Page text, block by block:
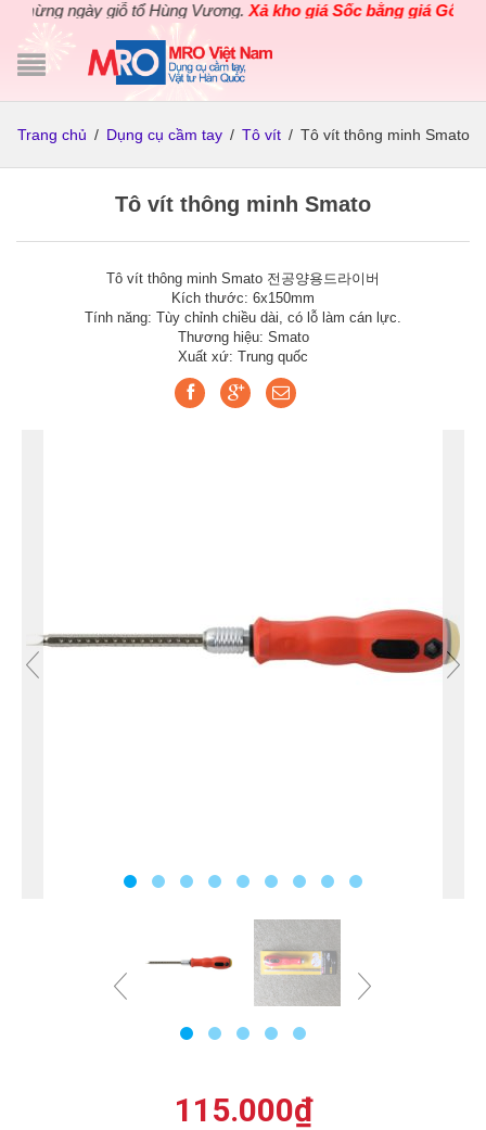
ngày giỗ tổ Hùng Vương.Xả kho giá Sốc bằng giá Gốccho các
Trang chủ / Dụng cụ cầm tay / Tô vít / Tô vít thông minh Smato
Tô vít thông minh Smato
Tô vít thông minh Smato 전공양용드라이버
Kích thước: 6x150mm
Tính năng: Tùy chỉnh chiều dài, có lỗ làm cán lực.
Thương hiệu: Smato
Xuất xứ: Trung quốc
115.000₫